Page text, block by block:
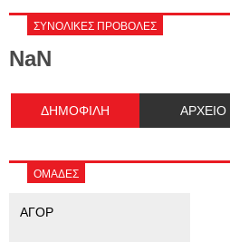
ΣΥΝΟΛΙΚΕΣ ΠΡΟΒΟΛΕΣ
NaN
ΔΗΜΟΦΙΛΗ ΑΡΧΕΙΟ
ΟΜΑΔΕΣ
ΑΓΟΡ